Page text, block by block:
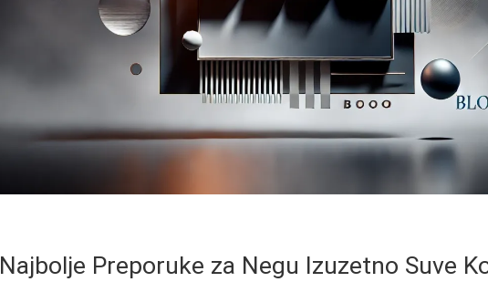
Najbolje Preporuke za Negu Izuzetno Suve